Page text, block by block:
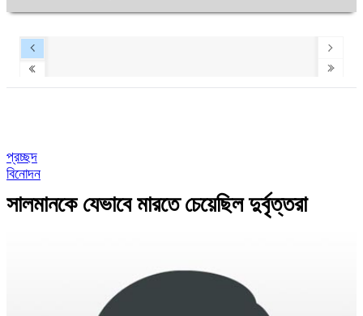
প্রচ্ছদ
বিনোদন
সালমানকে যেভাবে মারতে চেয়েছিল দুর্বৃত্তরা